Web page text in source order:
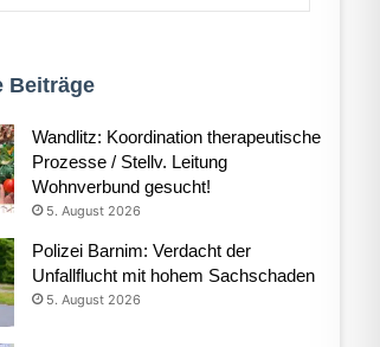
Beiträge
Wandlitz: Koordination therapeutische
Prozesse / Stellv. Leitung
Wohnverbund gesucht!
5. August 2026
Polizei Barnim: Verdacht der
Unfallflucht mit hohem Sachschaden
5. August 2026